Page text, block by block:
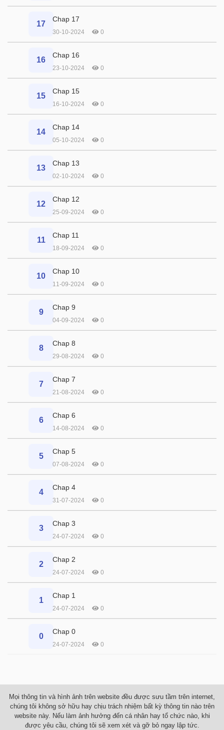
17
Chap 17
30-10-2024 0
16
Chap 16
23-10-2024 0
15
Chap 15
16-10-2024 0
14
Chap 14
05-10-2024 0
13
Chap 13
02-10-2024 0
12
Chap 12
25-09-2024 0
11
Chap 11
18-09-2024 0
10
Chap 10
11-09-2024 0
9
Chap 9
04-09-2024 0
8
Chap 8
29-08-2024 0
7
Chap 7
21-08-2024 0
6
Chap 6
14-08-2024 0
5
Chap 5
07-08-2024 0
4
Chap 4
31-07-2024 0
3
Chap 3
24-07-2024 0
2
Chap 2
24-07-2024 0
1
Chap 1
24-07-2024 0
0
Chap 0
24-07-2024 0
Mọi thông tin và hình ảnh trên website đều được sưu tầm trên internet,
chúng tôi không sở hữu hay chịu trách nhiệm bất kỳ thông tin nào trên
website này. Nếu làm ảnh hưởng đến cá nhân hay tổ chức nào, khi
được yêu cầu, chúng tôi sẽ xem xét và gỡ bỏ ngay lập tức.